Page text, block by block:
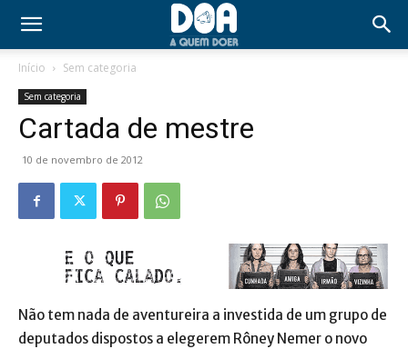
Início Sem categoria
Sem categoria
Cartada de mestre
10 de novembro de 2012
Não tem nada de aventureira a investida de um grupo de
deputados dispostos a elegerem Rôney Nemer o novo